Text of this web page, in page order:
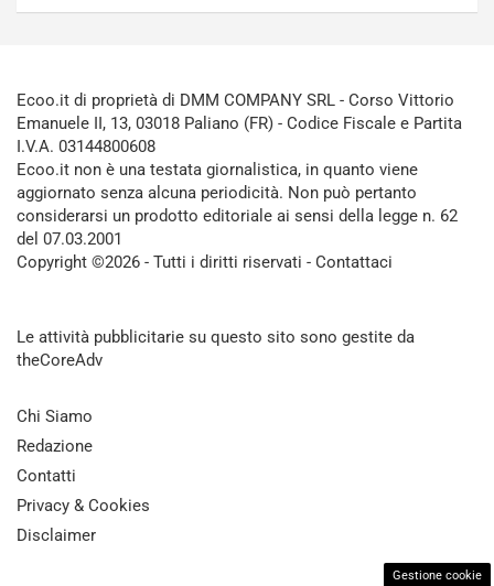
Ecoo.it di proprietà di DMM COMPANY SRL - Corso Vittorio
Emanuele II, 13, 03018 Paliano (FR) - Codice Fiscale e Partita
I.V.A. 03144800608
Ecoo.it non è una testata giornalistica, in quanto viene
aggiornato senza alcuna periodicità. Non può pertanto
considerarsi un prodotto editoriale ai sensi della legge n. 62
del 07.03.2001
Copyright ©2026 - Tutti i diritti riservati - Contattaci
Le attività pubblicitarie su questo sito sono gestite da
theCoreAdv
Chi Siamo
Redazione
Contatti
Privacy & Cookies
Disclaimer
Gestione cookie